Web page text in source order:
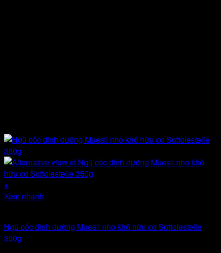
+
Xem nhanh
Ngũ cốc dinh dưỡng Muesli nho khô hữu cơ Sottolestelle
350g